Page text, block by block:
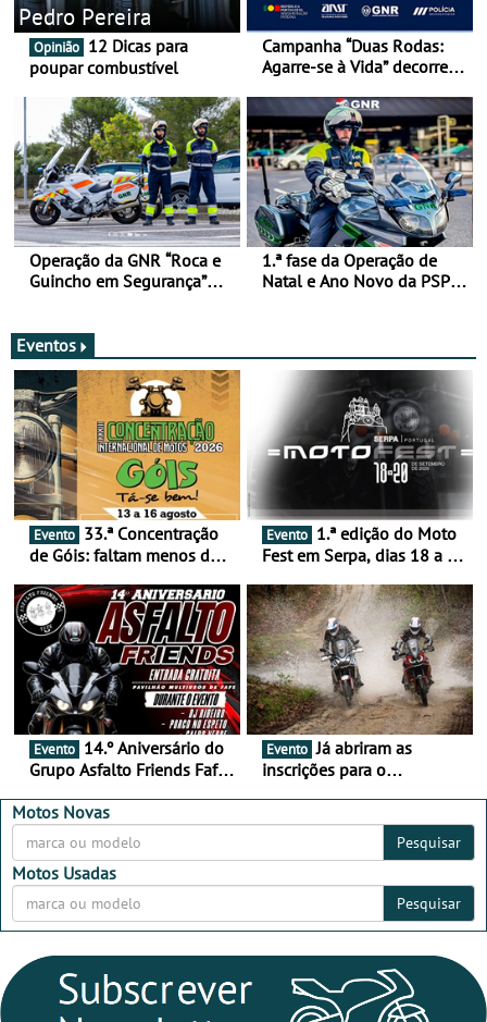
Pedro Pereira
Opinião
poupar combustível
Campanha “Duas Rodas:
Agarre-se à Vida” decorre
Operação da GNR “Roca e
Guincho em Segurança”
1.ª fase da Operação de
Natal e Ano Novo da PSP e
Eventos
Evento
de Góis: faltam menos de
16 de agosto
Evento
Fest em Serpa, dias 18 a 20
duas rodas invade o Baixo
Alentejo
Evento
Grupo Asfalto Friends Fafe,
2026
Evento Já abriram as
inscrições para o
Motos Novas
Pesquisar
Motos Usadas
Pesquisar